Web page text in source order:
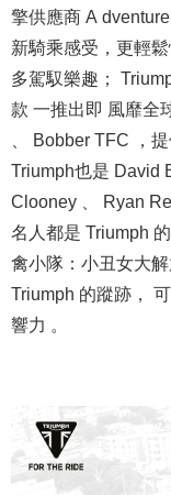
擎供應商 A
新騎乘感受，更輕
多駕馭樂趣；
款 一推出即 風靡全
、 Bobber TFC ，
Triumph也是 David
Clooney 、 Ryan
名人都是 Triumph
禽小隊：小丑女大
Triumph 的蹤跡，
響力 。